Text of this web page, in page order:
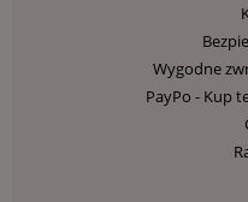
Wygodne
PayPo - Kup